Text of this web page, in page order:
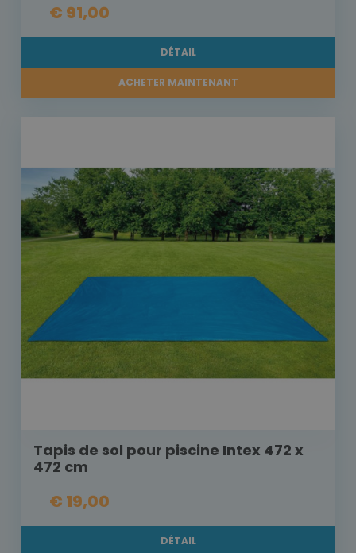
€ 91,00
DÉTAIL
ACHETER MAINTENANT
Tapis de sol pour piscine Intex 472 x
472 cm
€ 19,00
DÉTAIL